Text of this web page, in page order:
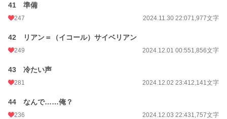
41 準備
247 2024.11.30 22:071,977文字
42 リアン＝（イコール）サイベリアン
249 2024.12.01 00:551,856文字
43 冷たい声
281 2024.12.02 23:412,141文字
44 なんで……俺？
236 2024.12.03 22:431,757文字